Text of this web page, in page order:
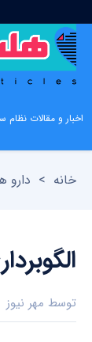
اخبار و مقالات نظام
خانه > دارو
توسط مهر نیوز